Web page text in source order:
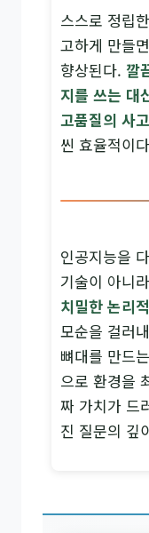
스스로 정립
고하게 만들
향상된다. 깔
지를 쓰는 대
고품질의 사
씬 효율적이
인공지능을
기술이 아니라
치밀한 논리
모순을 걸러
뼈대를 만드
으로 환경을
짜 가치가 드
진 질문의 깊